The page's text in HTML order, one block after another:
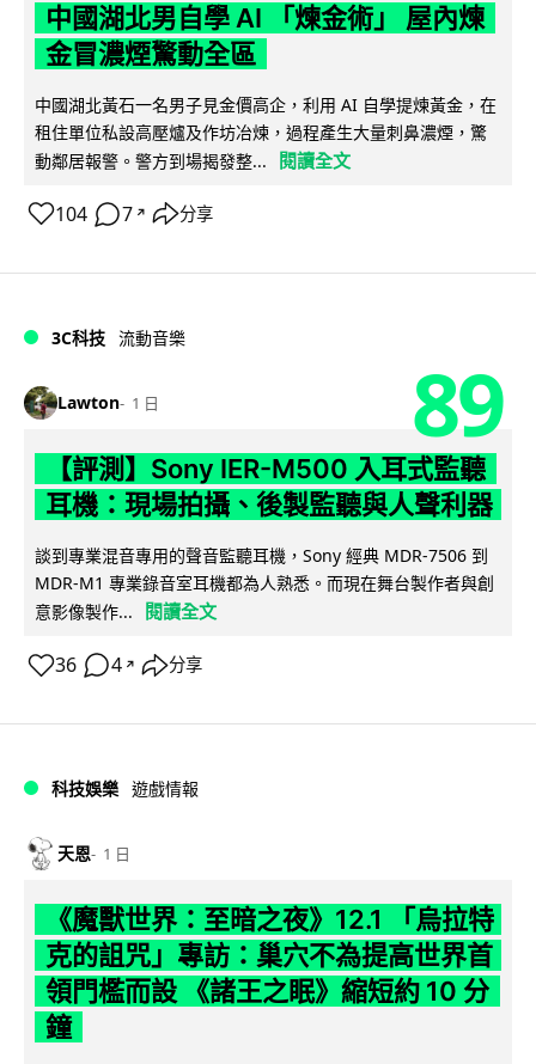
中國湖北男自學 AI 「煉金術」 屋內煉
金冒濃煙驚動全區
中國湖北黃石一名男子見金價高企，利用 AI 自學提煉黃金，在
租住單位私設高壓爐及作坊冶煉，過程產生大量刺鼻濃煙，驚
動鄰居報警。警方到場揭發整...
閱讀全文
104 7 ↗ 分享
3C科技 流動音樂
Lawton 1 日 89
【評測】Sony IER-M500 入耳式監聽
耳機：現場拍攝、後製監聽與人聲利器
談到專業混音專用的聲音監聽耳機，Sony 經典 MDR-7506 到
MDR-M1 專業錄音室耳機都為人熟悉。而現在舞台製作者與創
意影像製作...
閱讀全文
36 4 ↗ 分享
科技娛樂 遊戲情報
天恩 1 日
《魔獸世界：至暗之夜》12.1 「烏拉特
克的詛咒」專訪：巢穴不為提高世界首
領門檻而設 《諸王之眠》縮短約 10 分
鐘